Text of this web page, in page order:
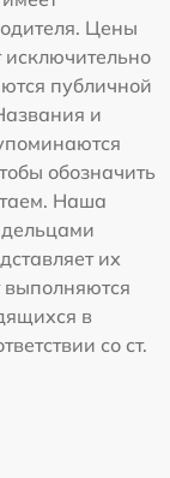
Цены
исключительно
публичной
и
обозначить
Наша
их
в
со ст.